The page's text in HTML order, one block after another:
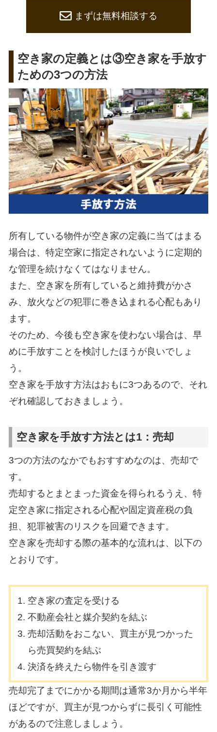
まずは無料相談する
空き家の定義とは③空き家を手放す
ための3つの方法
所有している物件が空き家の定義に当てはまる
場合は、特定空家に指定されないように定期的
な管理を続けなくてはなりません。
また、空き家を所有していると維持費がかさ
み、放火などの犯罪に巻き込まれる心配もあり
ます。
そのため、今後も空き家を使わない場合は、早
めに手放すことを検討したほうが良いでしょ
う。
空き家を手放す方法はおもに3つあるので、それ
ぞれ確認しておきましょう。
空き家を手放す方法とは1：売却
3つの方法のなかでもおすすめなのは、売却で
す。
売却するとまとまった資金を得られるうえ、特
定空き家に指定される心配や固定資産税の負
担、犯罪被害のリスクを回避できます。
空き家を売却する際の基本的な流れは、以下の
とおりです。
空き家の査定を受ける
不動産会社と媒介契約を結ぶ
売却活動をおこない、買主が見つかった
ら売買契約を結ぶ
決済を終えたら物件を引き渡す
売却完了までにかかる期間は通常3か月から半年
ほどですが、買主が見つからずに長引く可能性
があるので注意しましょう。